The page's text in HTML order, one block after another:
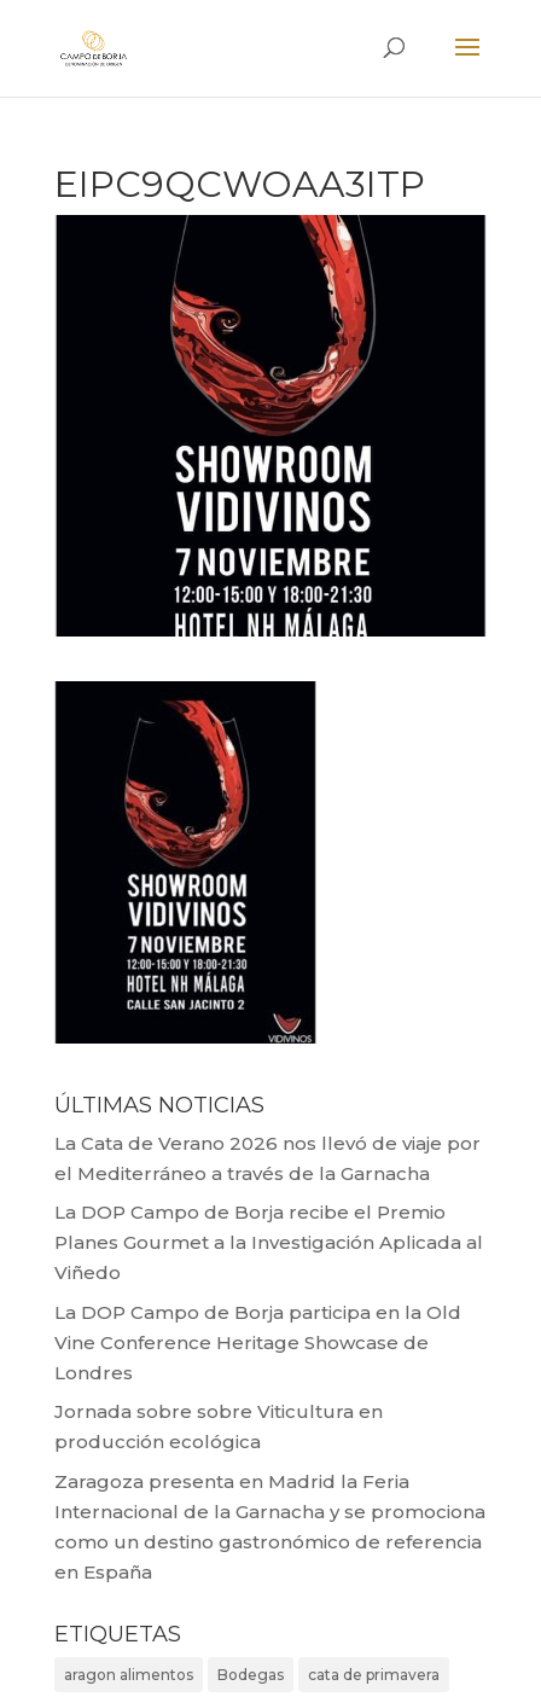
EIPC9QCWOAA3ITP
ÚLTIMAS NOTICIAS
La Cata de Verano 2026 nos llevó de viaje por
el Mediterráneo a través de la Garnacha
La DOP Campo de Borja recibe el Premio
Planes Gourmet a la Investigación Aplicada al
Viñedo
La DOP Campo de Borja participa en la Old
Vine Conference Heritage Showcase de
Londres
Jornada sobre sobre Viticultura en
producción ecológica
Zaragoza presenta en Madrid la Feria
Internacional de la Garnacha y se promociona
como un destino gastronómico de referencia
en España
ETIQUETAS
aragon alimentos Bodegas cata de primavera